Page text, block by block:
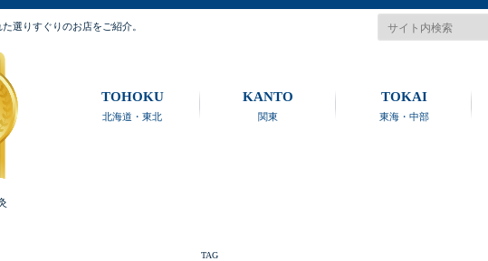
選りすぐりのお店をご紹介。
北海道・東北
TOHOKU
関東
KANTO
東海・中部
TOKAI
TAG